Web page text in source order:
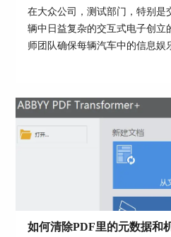
FineReader PDF的操作方
入文字了，不管是办公整
都能大幅提升效率。大家
在大众公司，测试部门，特别是
辆中日益复杂的交互式电子创立
师团队确保每辆汽车中的信息娱
行。为了提高他们的自动化测试
容。...
如何清除PDF里的元数据和